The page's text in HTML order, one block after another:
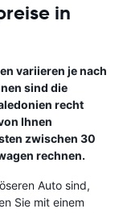
in
variieren je nach
sind die
recht
Ihnen
zwischen 30
rechnen.
Auto sind,
Sie mit einem